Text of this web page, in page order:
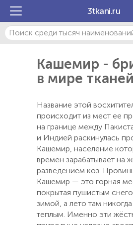
3tkani.ru
Кашемир -
в мире тканей
Название этой
происходит из мест ее
на границе между
и Индией раскинулась
Кашемир, население
времен зарабатывает на
разведением коз.
Кашемир — это горная
покрытая пушистым
зимой, а лето там
теплым. Именно эти